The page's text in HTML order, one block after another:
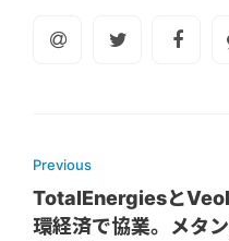
Previous
TotalEnergiesと
環経済で協業。メタ